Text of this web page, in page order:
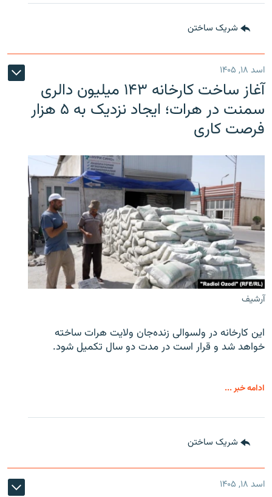
شریک ساختن
اسد ۱۸, ۱۴۰۵
آغاز ساخت کارخانه ۱۴۳ میلیون دالری
سمنت در هرات؛ ایجاد نزدیک به ۵ هزار
فرصت کاری
آرشیف
این کارخانه در ولسوالی زنده‌جان ولایت هرات ساخته
خواهد شد و قرار است در مدت دو سال تکمیل شود.
ادامه خبر ...
شریک ساختن
اسد ۱۸, ۱۴۰۵